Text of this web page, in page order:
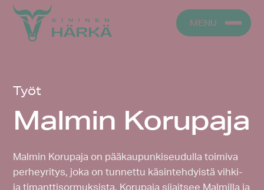
Skip
content
MENU
Työt
Malmin Korupaja
Malmin Korupaja on pääkaupunkiseudulla toimiva
perheyritys, joka on tunnettu käsintehdyistä vihki-
ja timanttisormuksista. Korupaja sijaitsee Malmilla ja